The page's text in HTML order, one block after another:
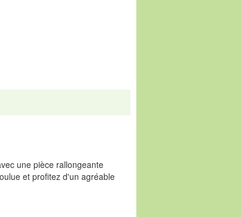
une pièce rallongeante
et profitez d'un agréable